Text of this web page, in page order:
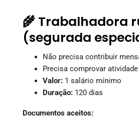
🌾 Trabalhadora
(segurada
Não precisa contribuir
Precisa comprovar atividade
Valor: 1 salário mínimo
Duração: 120 dias
Documentos aceitos: